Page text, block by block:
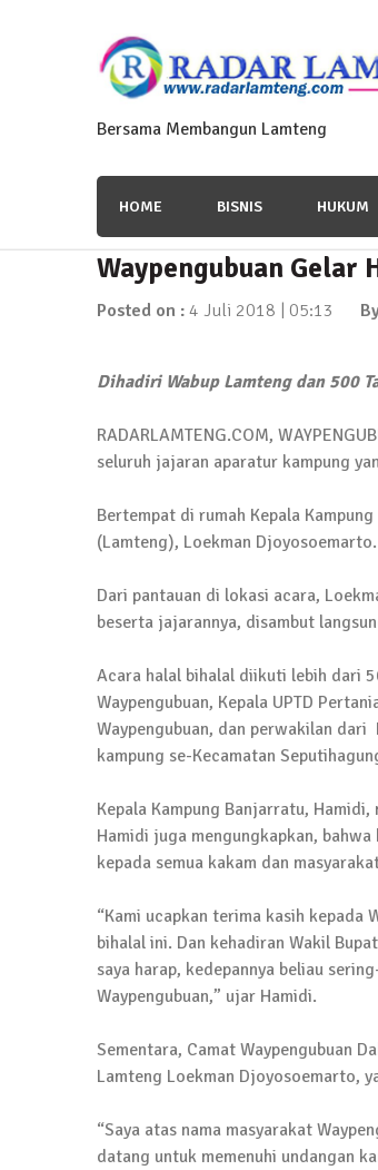
Bersama Membangun Lamteng
HOME BISNIS HUKUM
News Flash
Polres Lamteng
10 November
News Flash
Puluhan Warga Dusun III
4 September 2025 | 15:40
News Flash
iklan ucapan HUT RI
20 Agustus 2025 | 14:43
Maling Jebol Plafon Konter
26 Juli 2025 | 10:33
News Flash
16 Oktober 2024 | 05:27
News Flash
13 Oktober 2024 | 12:22
News Flash
Jumat Berkah SMSI Tulang
News Flash
1 Mei 2024 | 12:10
Waypengubuan Gelar
Posted on : 4 Juli 2018 | 05:13
Dihadiri Wabup Lamteng dan 500
RADARLAMTENG.COM,
seluruh jajaran aparatur kampung
Bertempat di rumah Kepala
(Lamteng), Loekman Djoyosoemarto.
Dari pantauan di lokasi acara,
beserta jajarannya, disambut
Acara halal bihalal diikuti lebih dari
Waypengubuan, Kepala UPTD
Waypengubuan, dan perwakilan dari
kampung se-Kecamatan
Kepala Kampung Banjarratu,
Hamidi juga mengungkapkan,
kepada semua kakam dan
“Kami ucapkan terima kasih kepada
bihalal ini. Dan kehadiran Wakil
saya harap, kedepannya beliau
Waypengubuan,” ujar Hamidi.
Sementara, Camat Waypengubuan
Lamteng Loekman Djoyosoemarto,
“Saya atas nama masyarakat
datang untuk memenuhi undangan